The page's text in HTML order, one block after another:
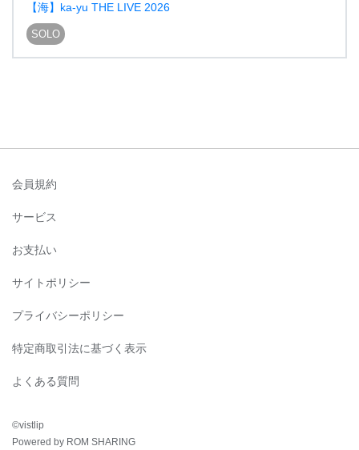
【海】ka-yu THE LIVE 2026
SOLO
会員規約
サービス
お支払い
サイトポリシー
プライバシーポリシー
特定商取引法に基づく表示
よくある質問
©︎vistlip
Powered by ROM SHARING